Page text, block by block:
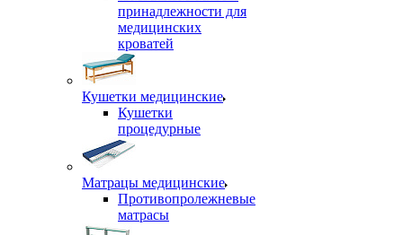
принадлежности для
медицинских
кроватей
Кушетки медицинские
Кушетки
процедурные
Матрацы медицинские
Противопролежневые
матрасы